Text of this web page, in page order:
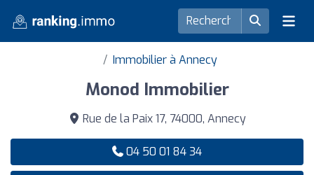
Immobilier à Annecy
Monod Immobilier
Rue de la Paix 17, 74000, Annecy
04 50 01 84 34